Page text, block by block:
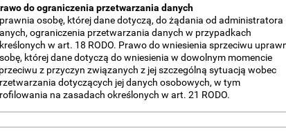
do ograniczenia przetwarzania danych
osobę, której dane dotyczą, do żądania od administratora
ograniczenia przetwarzania danych w przypadkach
w art. 18 RODO. Prawo do wniesienia sprzeciwu
której dane dotyczą do wniesienia w dowolnym momencie
z przyczyn związanych z jej szczególną sytuacją wobec
dotyczących jej danych osobowych, w tym
na zasadach określonych w art. 21 RODO.